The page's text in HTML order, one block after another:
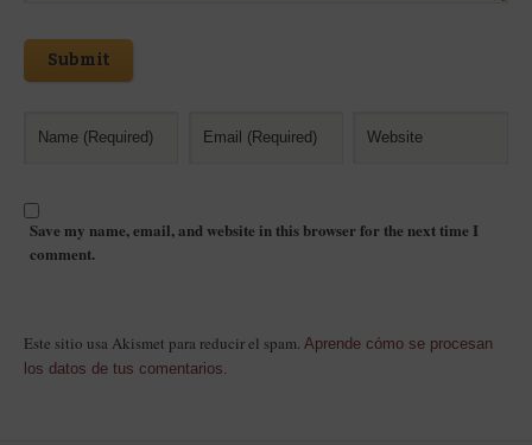
Submit
Save my name, email, and website in this browser for the next time I
comment.
Este sitio usa Akismet para reducir el spam. Aprende cómo se procesan
los datos de tus comentarios.